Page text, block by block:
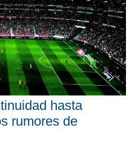
hasta
rumores de